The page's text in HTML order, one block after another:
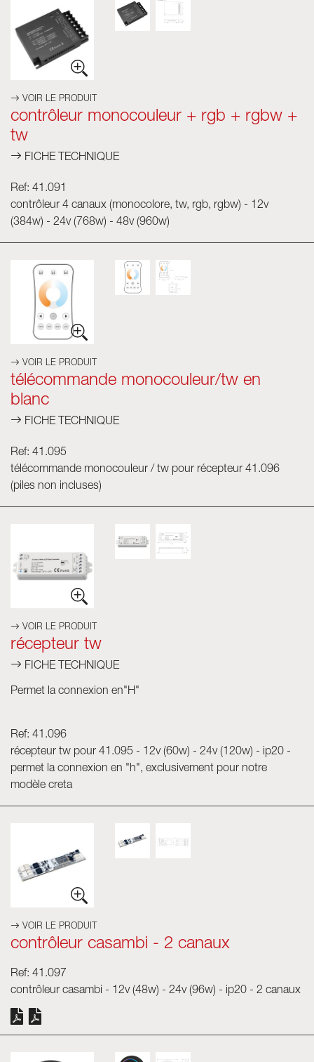
VOIR LE PRODUIT
contrôleur monocouleur + rgb + rgbw +
tw
FICHE TECHNIQUE
Ref: 41.091
contrôleur 4 canaux (monocolore, tw, rgb, rgbw) - 12v
(384w) - 24v (768w) - 48v (960w)
VOIR LE PRODUIT
télécommande monocouleur/tw en
blanc
FICHE TECHNIQUE
Ref: 41.095
télécommande monocouleur / tw pour récepteur 41.096
(piles non incluses)
VOIR LE PRODUIT
récepteur tw
FICHE TECHNIQUE
Permet la connexion en"H"
Ref: 41.096
récepteur tw pour 41.095 - 12v (60w) - 24v (120w) - ip20 -
permet la connexion en "h", exclusivement pour notre
modèle creta
VOIR LE PRODUIT
contrôleur casambi - 2 canaux
Ref: 41.097
contrôleur casambi - 12v (48w) - 24v (96w) - ip20 - 2 canaux